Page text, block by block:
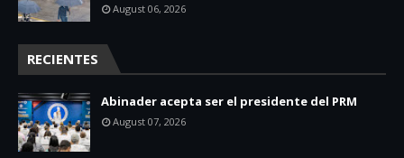
August 06, 2026
RECIENTES
Abinader acepta ser el presidente del PRM
August 07, 2026